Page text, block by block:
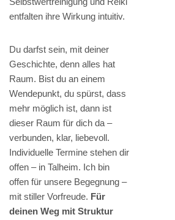
entfalten ihre Wirkung intuitiv.
Du darfst sein, mit deiner
Geschichte, denn alles hat
Raum. Bist du an einem
Wendepunkt, du spürst, dass
mehr möglich ist, dann ist
dieser Raum für dich da –
verbunden, klar, liebevoll.
Individuelle Termine stehen dir
offen – in Talheim. Ich bin
offen für unsere Begegnung –
mit stiller Vorfreude. Für
deinen Weg mit Struktur